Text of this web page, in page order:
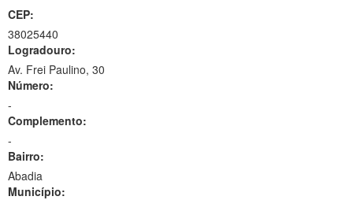
CEP:
38025440
Logradouro:
Av. Frei Paulino, 30
Número:
-
Complemento:
-
Bairro:
Abadia
Município: